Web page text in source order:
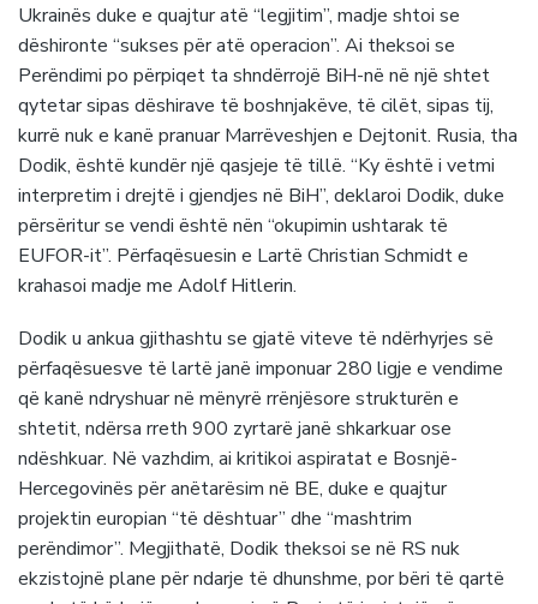
Ukrainës duke e quajtur atë “legjitim”, madje shtoi se
dëshironte “sukses për atë operacion”. Ai theksoi se
Perëndimi po përpiqet ta shndërrojë BiH-në në një shtet
qytetar sipas dëshirave të boshnjakëve, të cilët, sipas tij,
kurrë nuk e kanë pranuar Marrëveshjen e Dejtonit. Rusia, tha
Dodik, është kundër një qasjeje të tillë. “Ky është i vetmi
interpretim i drejtë i gjendjes në BiH”, deklaroi Dodik, duke
përsëritur se vendi është nën “okupimin ushtarak të
EUFOR-it”. Përfaqësuesin e Lartë Christian Schmidt e
krahasoi madje me Adolf Hitlerin.
Dodik u ankua gjithashtu se gjatë viteve të ndërhyrjes së
përfaqësuesve të lartë janë imponuar 280 ligje e vendime
që kanë ndryshuar në mënyrë rrënjësore strukturën e
shtetit, ndërsa rreth 900 zyrtarë janë shkarkuar ose
ndëshkuar. Në vazhdim, ai kritikoi aspiratat e Bosnjë-
Hercegovinës për anëtarësim në BE, duke e quajtur
projektin europian “të dështuar” dhe “mashtrim
perëndimor”. Megjithatë, Dodik theksoi se në RS nuk
ekzistojnë plane për ndarje të dhunshme, por bëri të qartë